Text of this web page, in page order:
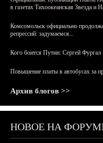
в газетах Тихоокеанская Звезда
Комсомольск официально
репрессий: задумаемся...
Кого боится Путин: Сергей Фургал
Повышение платы в автобусах за
Архив блогов >>
НОВОЕ НА